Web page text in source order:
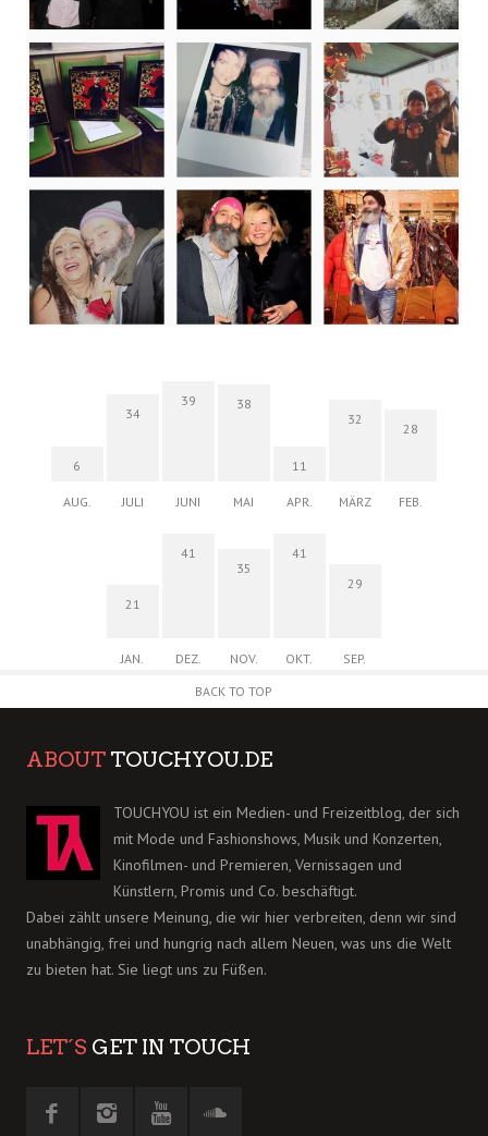
6
AUG.
34
JULI
39
JUNI
38
MAI
11
APR.
32
MÄRZ
28
FEB.
21
JAN.
41
DEZ.
35
NOV.
41
OKT.
29
SEP.
BACK TO TOP
ABOUT TOUCHYOU.DE
TOUCHYOU ist ein Medien- und Freizeitblog, der sich
mit Mode und Fashionshows, Musik und Konzerten,
Kinofilmen- und Premieren, Vernissagen und
Künstlern, Promis und Co. beschäftigt.
Dabei zählt unsere Meinung, die wir hier verbreiten, denn wir sind
unabhängig, frei und hungrig nach allem Neuen, was uns die Welt
zu bieten hat. Sie liegt uns zu Füßen.
LET´S GET IN TOUCH